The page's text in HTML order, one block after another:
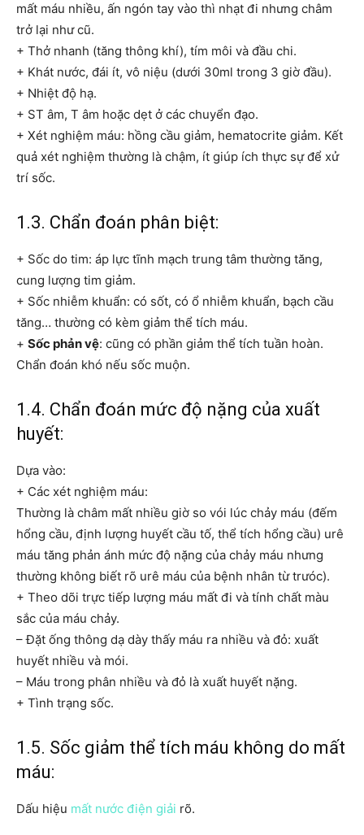
mất máu nhiều, ấn ngón tay vào thì nhạt đi nhưng châm
trở lại như cũ.
+ Thở nhanh (tăng thông khí), tím môi và đầu chi.
+ Khát nước, đái ít, vô niệu (dưới 30ml trong 3 giờ đầu).
+ Nhiệt độ hạ.
+ ST âm, T âm hoặc dẹt ở các chuyển đạo.
+ Xét nghiệm máu: hồng cầu giảm, hematocrite giảm. Kết
quả xét nghiệm thường là chậm, ít giúp ích thực sự để xử
trí sốc.
1.3. Chẩn đoán phân biệt:
+ Sốc do tim: áp lực tĩnh mạch trung tâm thường tăng,
cung lượng tim giảm.
+ Sốc nhiễm khuẩn: có sốt, có ổ nhiễm khuẩn, bạch cầu
tăng… thường có kèm giảm thể tích máu.
+ Sốc phản vệ: cũng có phần giảm thể tích tuần hoàn.
Chẩn đoán khó nếu sốc muộn.
1.4. Chẩn đoán mức độ nặng của xuất
huyết:
Dựa vào:
+ Các xét nghiệm máu:
Thường là châm mất nhiều giờ so vói lúc chảy máu (đếm
hổng cầu, định lượng huyết cầu tố, thể tích hổng cầu) urê
máu tăng phản ánh mức độ nặng của chảy máu nhưng
thường không biết rõ urê máu của bệnh nhân từ trưóc).
+ Theo dõi trực tiếp lượng máu mất đi và tính chất màu
sắc của máu chảy.
– Đặt ống thông dạ dày thấy máu ra nhiều và đỏ: xuất
huyết nhiều và mói.
– Máu trong phân nhiều và đỏ là xuất huyết nặng.
+ Tình trạng sốc.
1.5. Sốc giảm thể tích máu không do mất
máu:
Dấu hiệu mất nước điện giải rõ.